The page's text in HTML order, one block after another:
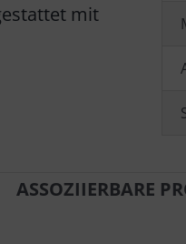
mit
ASSOZIIERBARE